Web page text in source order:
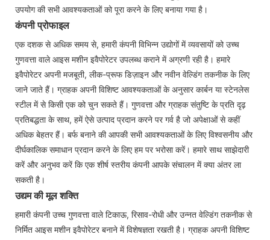
उपयोग की सभी आवश्यकताओं को पूरा करने के लिए बनाया गया है।
कंपनी प्रोफाइल
एक दशक से अधिक समय से, हमारी कंपनी विभिन्न उद्योगों में व्यवसायों को उच्च
गुणवत्ता वाले आइस मशीन इवैपोरेटर उपलब्ध कराने में अग्रणी रही है। हमारे
इवैपोरेटर अपनी मजबूती, लीक-प्रूफ डिज़ाइन और नवीन वेल्डिंग तकनीक के लिए
जाने जाते हैं। ग्राहक अपनी विशिष्ट आवश्यकताओं के अनुसार कार्बन या स्टेनलेस
स्टील में से किसी एक को चुन सकते हैं। गुणवत्ता और ग्राहक संतुष्टि के प्रति दृढ़
प्रतिबद्धता के साथ, हमें ऐसे उत्पाद प्रदान करने पर गर्व है जो अपेक्षाओं से कहीं
अधिक बेहतर हैं। बर्फ बनाने की आपकी सभी आवश्यकताओं के लिए विश्वसनीय और
दीर्घकालिक समाधान प्रदान करने के लिए हम पर भरोसा करें। हमारे साथ साझेदारी
करें और अनुभव करें कि एक शीर्ष स्तरीय कंपनी आपके संचालन में क्या अंतर ला
सकती है।
उद्यम की मूल शक्ति
हमारी कंपनी उच्च गुणवत्ता वाले टिकाऊ, रिसाव-रोधी और उन्नत वेल्डिंग तकनीक से
निर्मित आइस मशीन इवैपोरेटर बनाने में विशेषज्ञता रखती है। ग्राहक अपनी विशिष्ट